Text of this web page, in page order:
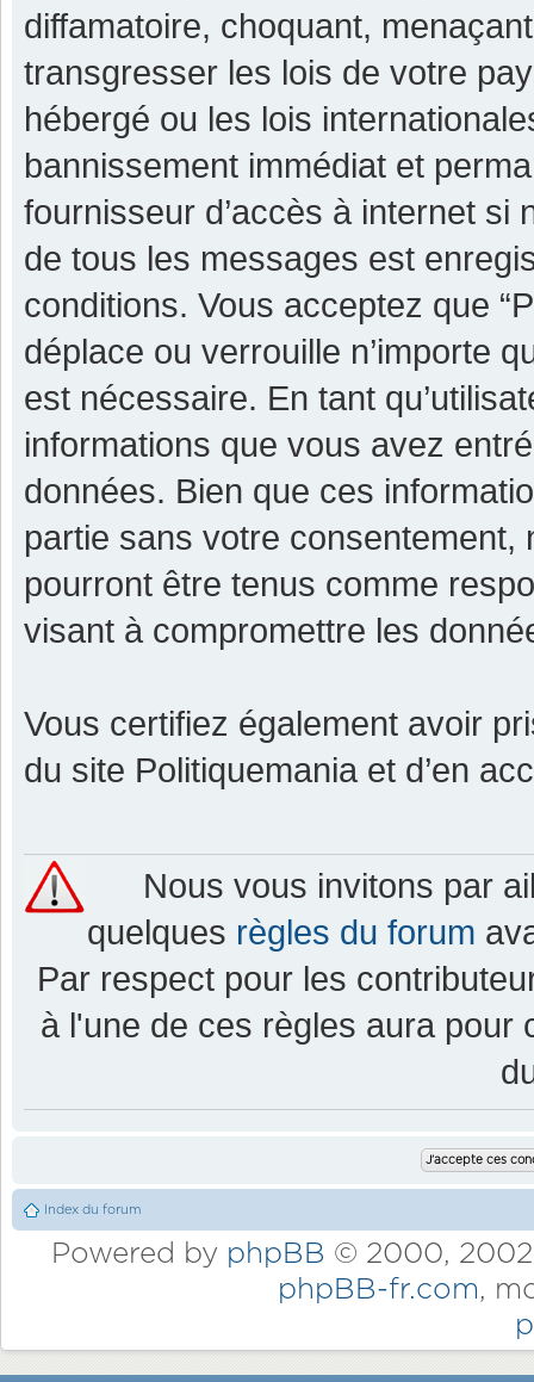
diffamatoire, choquant,
transgresser les lois de votre
hébergé ou les lois
bannissement immédiat et
fournisseur d’accès à internet si
de tous les messages est
conditions. Vous acceptez que
déplace ou verrouille n’importe
est nécessaire. En tant
informations que vous avez
données. Bien que ces
partie sans votre consentement,
pourront être tenus comme
visant à compromettre les
Vous certifiez également avoir
du site Politiquemania et d’en
Nous vous invitons par
quelques règles du forum
Par respect pour les
à l'une de ces règles aura pour
Index du forum
Powered by phpBB © 2000,
phpBB-fr.com,